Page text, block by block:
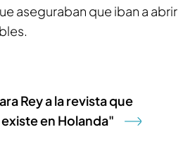
aseguraban que iban a abrir
Rey a la revista que
en Holanda"